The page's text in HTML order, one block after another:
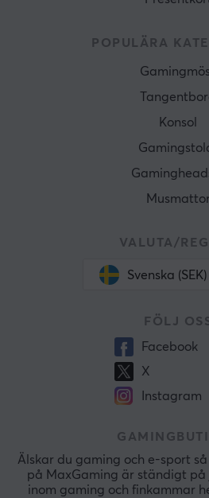
POPULÄRA
Konsol
Musmattor
VALUTA/
Svenska (SEK)
FÖLJ
Facebook
X
Instagram
Älskar du gaming och e-sport
på MaxGaming är ständigt på
inom gaming och finkammar